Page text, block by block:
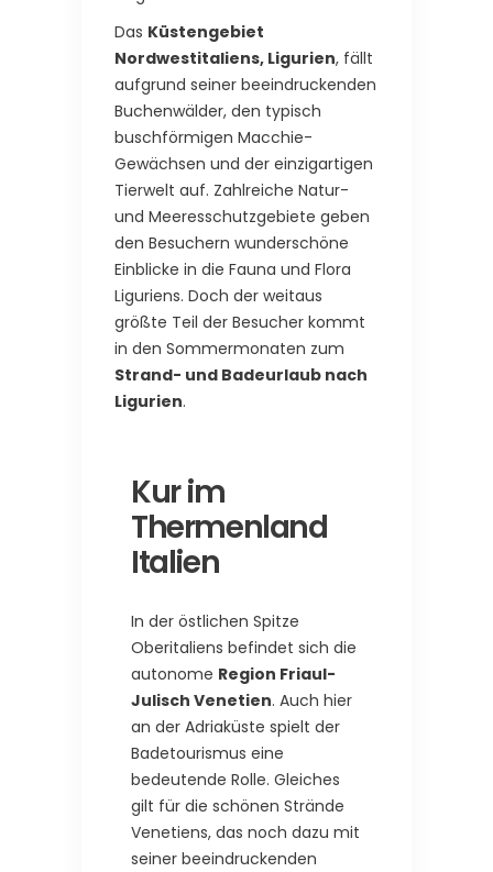
Das Küstengebiet
Nordwestitaliens, Ligurien, fällt
aufgrund seiner beeindruckenden
Buchenwälder, den typisch
buschförmigen Macchie-
Gewächsen und der einzigartigen
Tierwelt auf. Zahlreiche Natur-
und Meeresschutzgebiete geben
den Besuchern wunderschöne
Einblicke in die Fauna und Flora
Liguriens. Doch der weitaus
größte Teil der Besucher kommt
in den Sommermonaten zum
Strand- und Badeurlaub nach
Ligurien.
Kur im
Thermenland
Italien
In der östlichen Spitze
Oberitaliens befindet sich die
autonome Region Friaul-
Julisch Venetien. Auch hier
an der Adriaküste spielt der
Badetourismus eine
bedeutende Rolle. Gleiches
gilt für die schönen Strände
Venetiens, das noch dazu mit
seiner beeindruckenden